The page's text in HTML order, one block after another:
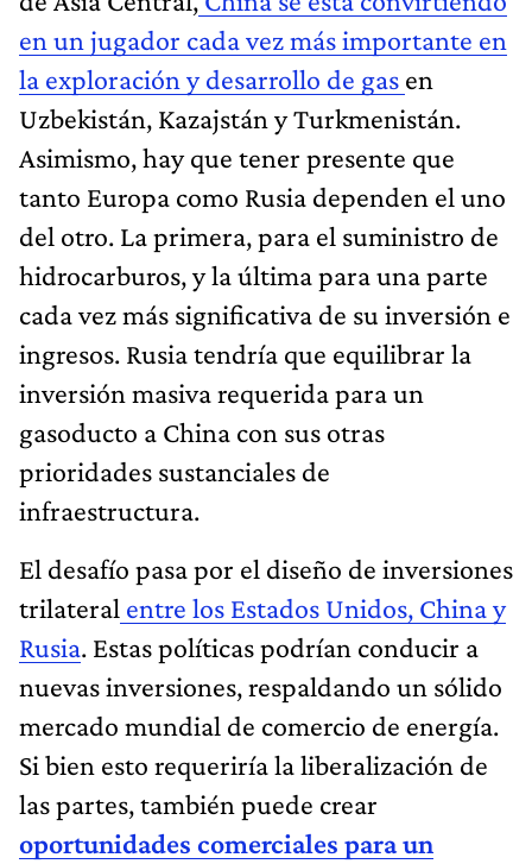
en un jugador cada vez más importante en
la exploración y desarrollo de gas en
Uzbekistán, Kazajstán y Turkmenistán.
Asimismo, hay que tener presente que
tanto Europa como Rusia dependen el uno
del otro. La primera, para el suministro de
hidrocarburos, y la última para una parte
cada vez más significativa de su inversión e
ingresos. Rusia tendría que equilibrar la
inversión masiva requerida para un
gasoducto a China con sus otras
prioridades sustanciales de
infraestructura.
El desafío pasa por el diseño de inversiones
trilateral entre los Estados Unidos, China y
Rusia. Estas políticas podrían conducir a
nuevas inversiones, respaldando un sólido
mercado mundial de comercio de energía.
Si bien esto requeriría la liberalización de
las partes, también puede crear
oportunidades comerciales para un